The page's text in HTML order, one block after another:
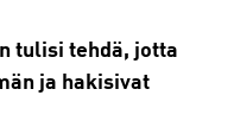
tulisi tehdä, jotta
ja hakisivat